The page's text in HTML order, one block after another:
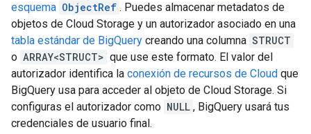
esquema ObjectRef . Puedes almacenar metadatos de
objetos de Cloud Storage y un autorizador asociado en una
tabla estándar de BigQuery creando una columna STRUCT
o ARRAY<STRUCT> que use este formato. El valor del
autorizador identifica la conexión de recursos de Cloud que
BigQuery usa para acceder al objeto de Cloud Storage. Si
configuras el autorizador como NULL , BigQuery usará tus
credenciales de usuario final.